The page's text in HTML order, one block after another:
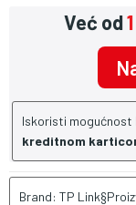
Već od
Iskoristi mogućnost
kreditnom
Brand: TP